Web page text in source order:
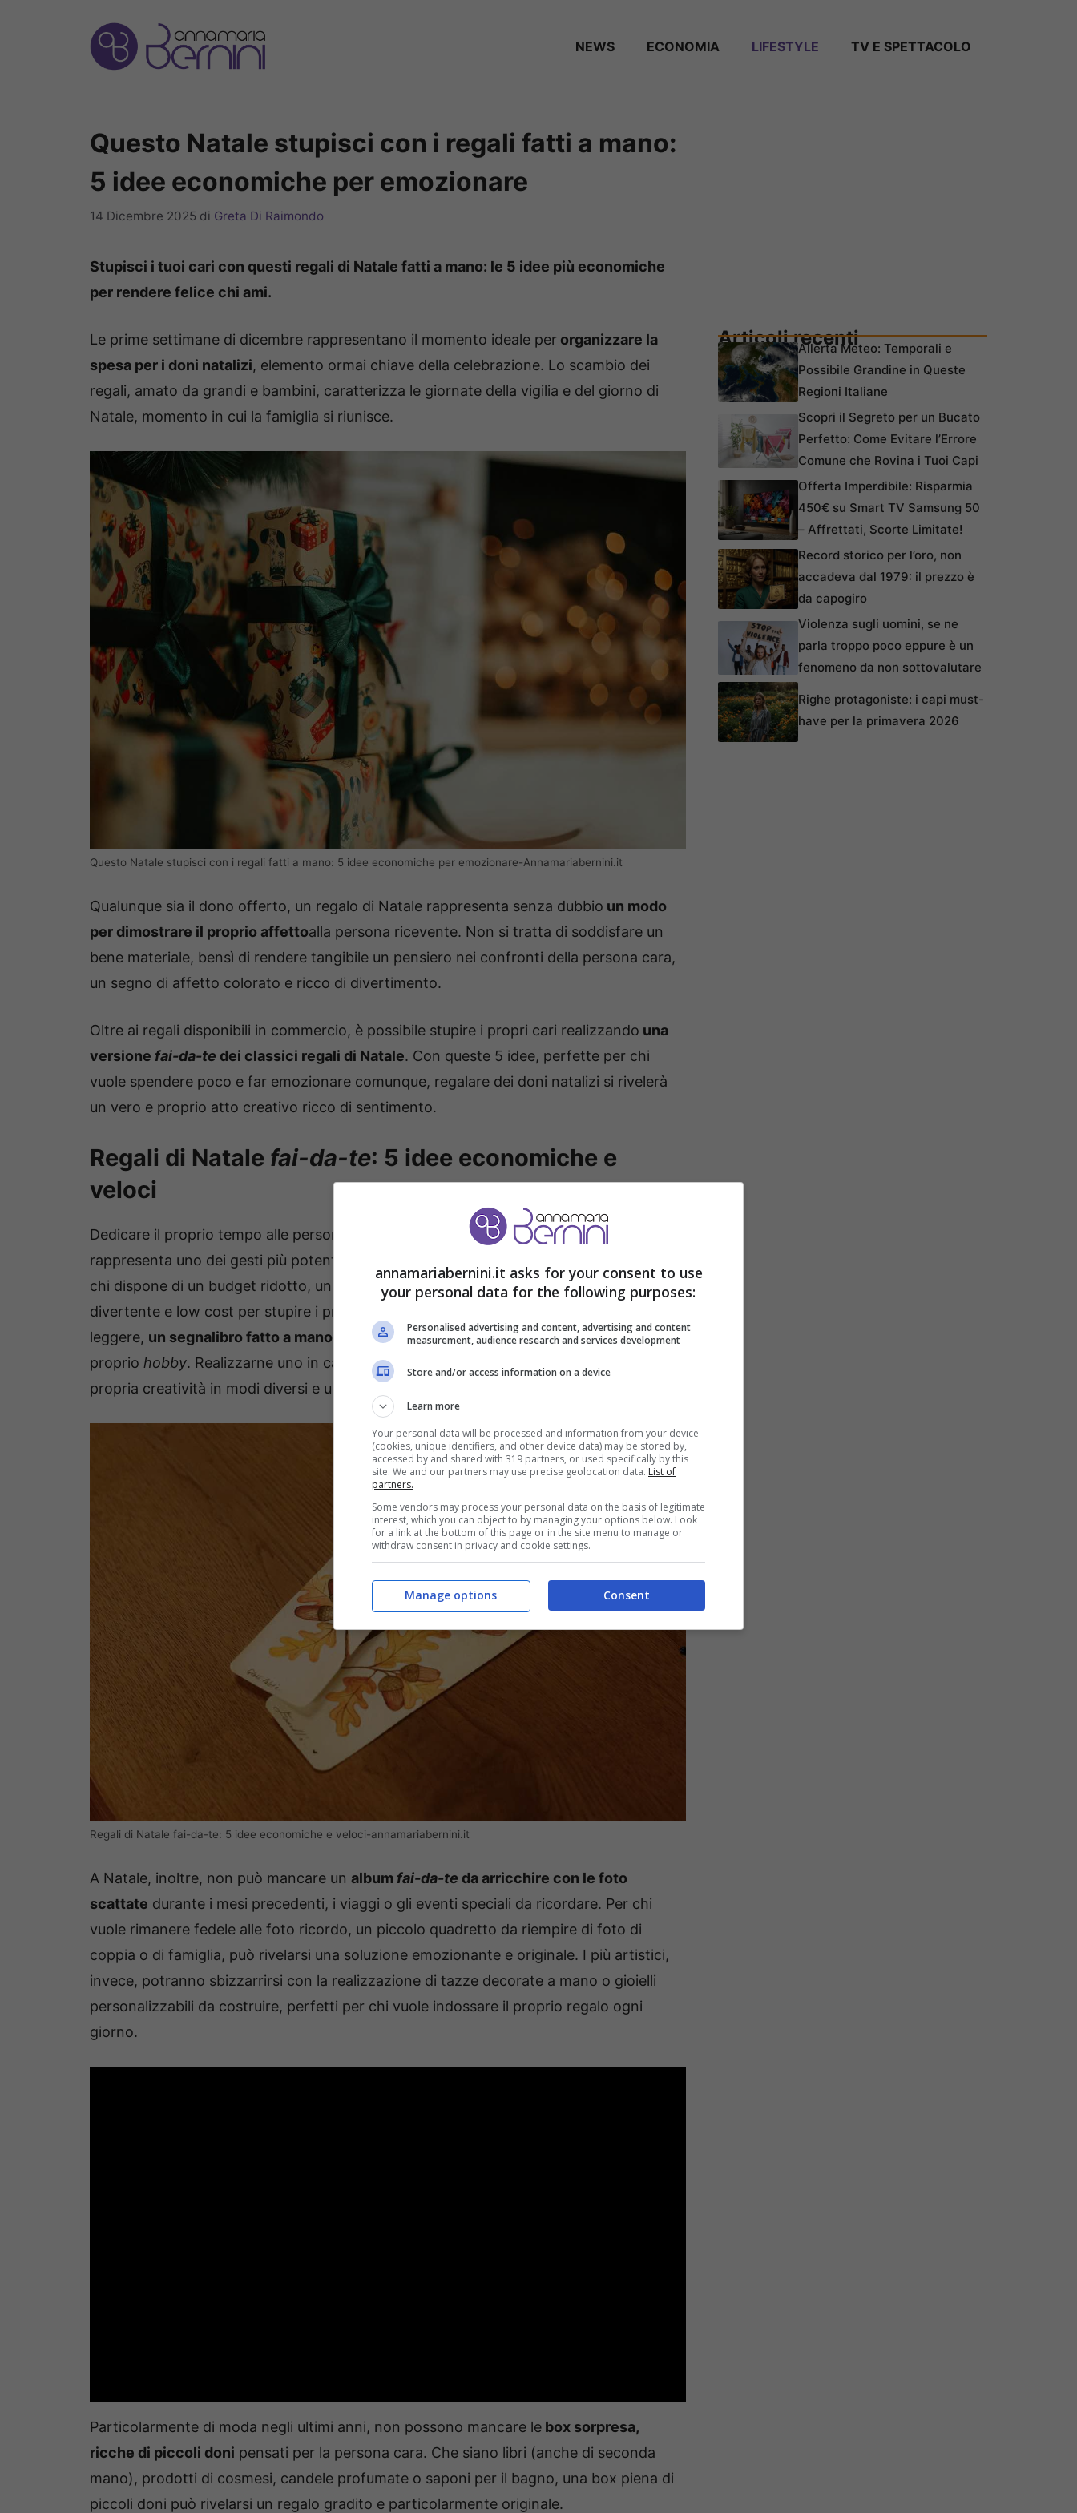
NEWS ECONOMIA LIFESTYLE TV E SPETTACOLO
Questo Natale stupisci con i regali fatti a mano:
5 idee economiche per emozionare
14 Dicembre 2025 di Greta Di Raimondo
Stupisci i tuoi cari con questi regali di Natale fatti a mano: le 5 idee più economiche
per rendere felice chi ami.
Le prime settimane di dicembre rappresentano il momento ideale per organizzare la
spesa per i doni natalizi, elemento ormai chiave della celebrazione. Lo scambio dei
regali, amato da grandi e bambini, caratterizza le giornate della vigilia e del giorno di
Natale, momento in cui la famiglia si riunisce.
Questo Natale stupisci con i regali fatti a mano: 5 idee economiche per emozionare-Annamariabernini.it
Qualunque sia il dono offerto, un regalo di Natale rappresenta senza dubbio un modo
per dimostrare il proprio affettoalla persona ricevente. Non si tratta di soddisfare un
bene materiale, bensì di rendere tangibile un pensiero nei confronti della persona cara,
un segno di affetto colorato e ricco di divertimento.
Oltre ai regali disponibili in commercio, è possibile stupire i propri cari realizzando una
versione fai-da-te dei classici regali di Natale. Con queste 5 idee, perfette per chi
vuole spendere poco e far emozionare comunque, regalare dei doni natalizi si rivelerà
un vero e proprio atto creativo ricco di sentimento.
Regali di Natale fai-da-te: 5 idee economiche e
veloci
Dedicare il proprio tempo alle persone amate per realizzare un regalo fai-da-te,
rappresenta uno dei gesti più potenti per celebrare il vero spirito natalizio. Non solo, per
chi dispone di un budget ridotto, un regalo fatto a meno può rivelarsi una soluzione
divertente e low cost per stupire i propri cari con un oggetto unico. Per chi ama
leggere, un segnalibro fatto a mano è sicuramente un regalo gradito e funzionale al
proprio hobby. Realizzarne uno in casa è molto semplice e permette di sfogare la
propria creatività in modi diversi e unici.
Regali di Natale fai-da-te: 5 idee economiche e veloci-annamariabernini.it
A Natale, inoltre, non può mancare un album fai-da-te da arricchire con le foto
scattate durante i mesi precedenti, i viaggi o gli eventi speciali da ricordare. Per chi
vuole rimanere fedele alle foto ricordo, un piccolo quadretto da riempire di foto di
coppia o di famiglia, può rivelarsi una soluzione emozionante e originale. I più artistici,
invece, potranno sbizzarrirsi con la realizzazione di tazze decorate a mano o gioielli
personalizzabili da costruire, perfetti per chi vuole indossare il proprio regalo ogni
giorno.
Particolarmente di moda negli ultimi anni, non possono mancare le box sorpresa,
ricche di piccoli doni pensati per la persona cara. Che siano libri (anche di seconda
mano), prodotti di cosmesi, candele profumate o saponi per il bagno, una box piena di
piccoli doni può rivelarsi un regalo gradito e particolarmente originale.
Articoli recentiAllerta Meteo: Temporali e
Possibile Grandine in Queste
Regioni Italiane
Scopri il Segreto per un Bucato
Perfetto: Come Evitare l’Errore
Comune che Rovina i Tuoi Capi
Offerta Imperdibile: Risparmia
450€ su Smart TV Samsung 50
– Affrettati, Scorte Limitate!
Record storico per l’oro, non
accadeva dal 1979: il prezzo è
da capogiro
Violenza sugli uomini, se ne
parla troppo poco eppure è un
fenomeno da non sottovalutare
Righe protagoniste: i capi must-
have per la primavera 2026
annamariabernini.it asks for your consent to use
your personal data for the following purposes:
Personalised advertising and content, advertising and content
measurement, audience research and services development
Store and/or access information on a device
Learn more
Your personal data will be processed and information from your device
(cookies, unique identifiers, and other device data) may be stored by,
accessed by and shared with 319 partners, or used specifically by this
site. We and our partners may use precise geolocation data. List of
partners.
Some vendors may process your personal data on the basis of legitimate
interest, which you can object to by managing your options below. Look
for a link at the bottom of this page or in the site menu to manage or
withdraw consent in privacy and cookie settings.
Consent
Manage options